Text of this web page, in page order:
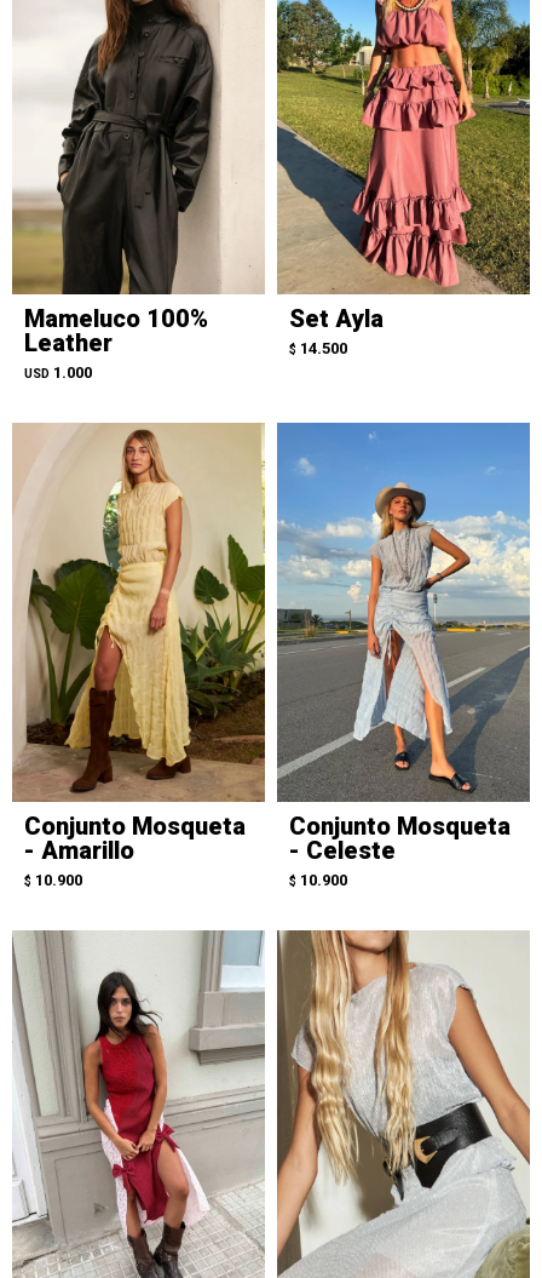
Mameluco 100%
Leather
USD 1.000
Set Ayla
$ 14.500
Conjunto Mosqueta
- Amarillo
$ 10.900
Conjunto Mosqueta
- Celeste
$ 10.900